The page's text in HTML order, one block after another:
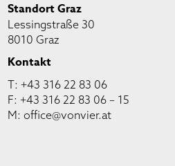
Standort Graz
Lessingstraße 30
8010 Graz
Kontakt
T:+43 316 22 83 06
F: +43 316 22 83 06 – 15
M:office@vonvier.at